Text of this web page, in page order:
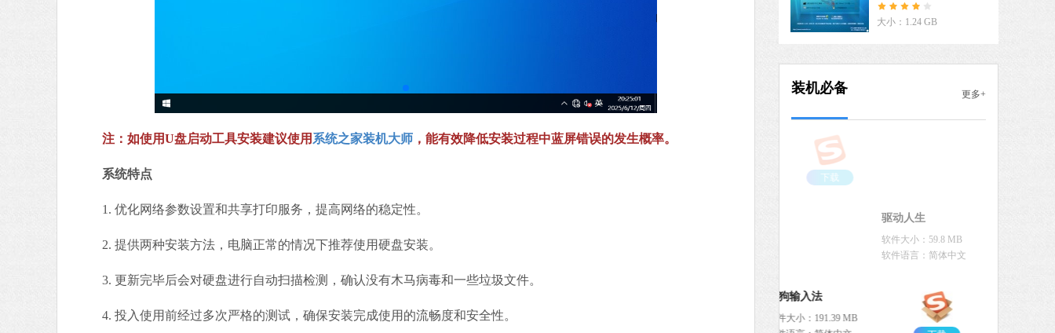
注：如使用U盘启动工具安装建议使用 系统之家装机大师 ，能有效降低安装过程中蓝屏错误的发生概率。
系统特点
1. 优化网络参数设置和共享打印服务，提高网络的稳定性。
2. 提供两种安装方法，电脑正常的情况下推荐使用硬盘安装。
3. 更新完毕后会对硬盘进行自动扫描检测，确认没有木马病毒和一些垃圾文件。
4. 投入使用前经过多次严格的测试，确保安装完成使用的流畅度和安全性。
大小：1.24 GB
装机必备 更多+
下载
软件语言：简体中文
谷歌浏览器
下载
软件大小：77.08 MB